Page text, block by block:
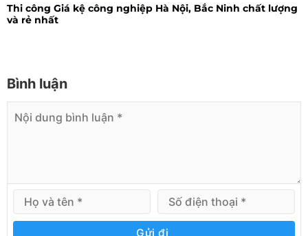
Thi công Giá kệ công nghiệp Hà Nội, Bắc Ninh chất lượng
và rẻ nhất
Bình luận
Gửi đi